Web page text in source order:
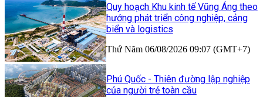
Quy hoạch Khu kinh tế Vũng Áng theo
hướng phát triển công nghiệp, cảng
biển và logistics
Thứ Năm 06/08/2026 09:07 (GMT+7)
Phú Quốc - Thiên đường lập nghiệp
của người trẻ toàn cầu